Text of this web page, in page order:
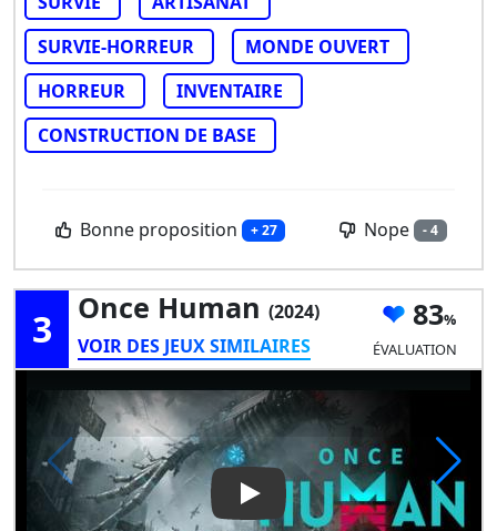
SURVIE-HORREUR
MONDE OUVERT
HORREUR
INVENTAIRE
CONSTRUCTION DE BASE
Bonne proposition + 27 Nope - 4
3 Once Human (2024)
VOIR DES JEUX SIMILAIRES
83
ÉVALUATION
Play Video: Once Human